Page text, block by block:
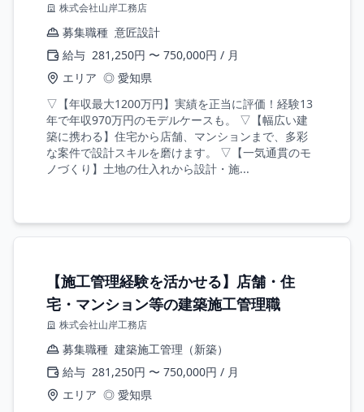
株式会社山岸工務店
募集職種 意匠設計
給与 281,250円 〜 750,000円 / 月
エリア ◎ 愛知県
▽【年収最大1200万円】実績を正当に評価！経験13
年で年収970万円のモデルケースも。 ▽【幅広い建
築に携わる】住宅から店舗、マンションまで、多彩
な案件で設計スキルを磨けます。 ▽【一気通貫のモ
ノづくり】土地の仕入れから設計・施...
【施工管理経験を活かせる】店舗・住
宅・マンション等の建築施工管理職
株式会社山岸工務店
募集職種 建築施工管理（新築）
給与 281,250円 〜 750,000円 / 月
エリア ◎ 愛知県